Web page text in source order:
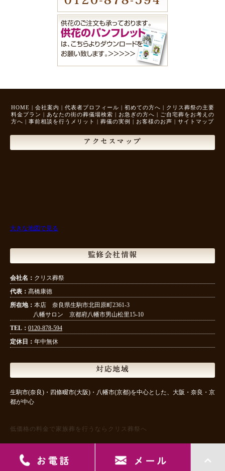
HOME | 会社案内 | 代表者プロフィール | 初めての方へ | クリス葬祭の主要
料金プラン | あなたの街の葬儀場検索 | お急ぎの方へ | ご自宅葬をお考えの
方へ | 事前相談を行うメリット | 葬儀の実例 | お客様のお声 | サイトマップ
アクセスマップ
大きな地図で見る
監修会社情報
会社名： クリス葬祭
代表： 髙橋康徳
所在地： 本店 奈良県生駒市北田原町2361-3
八幡サロン 京都府八幡市男山松里15-10
TEL： 0120-878-594
定休日： 年中無休
対応地域
生駒市(奈良)・四條畷市(大阪)・八幡市(京都)を中心とした、大阪・奈良・京
都が中心
低価格の料金で家族葬を行うならクリス葬祭へ